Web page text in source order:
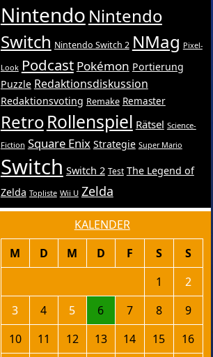
Nintendo Nintendo
Switch Nintendo Switch 2 NMag Pixel-
Look Podcast Pokémon Portierung
Puzzle Redaktionsdiskussion
Redaktionsvoting Remake Remaster
RetroRollenspiel Rätsel Science-
Fiction Square Enix Strategie Super Mario
Switch Switch 2 Test The Legend of
Zelda Topliste Wii U Zelda
KALENDER
M D M D F S
S
1
2
3
4 5 6 7 8
9
10
11 12 13 14 15
16